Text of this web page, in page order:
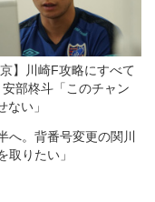
京】川崎F攻略にすべて
部柊斗「このチャン
ない」
へ。背番号変更の関川
取りたい」